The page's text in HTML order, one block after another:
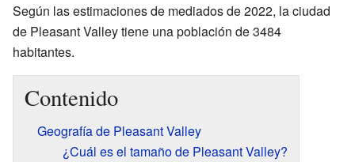
Según las estimaciones de mediados de 2022, la ciudad
de Pleasant Valley tiene una población de 3484
habitantes.
Contenido
Geografía de Pleasant Valley
¿Cuál es el tamaño de Pleasant Valley?